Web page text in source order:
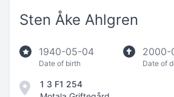
Sten Åke Ahlgren
1940-05-04
Date of birth
2000-
Date of
1 3 F1 254